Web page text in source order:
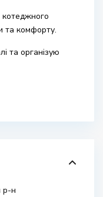
та комфорту.
та організую
р-н